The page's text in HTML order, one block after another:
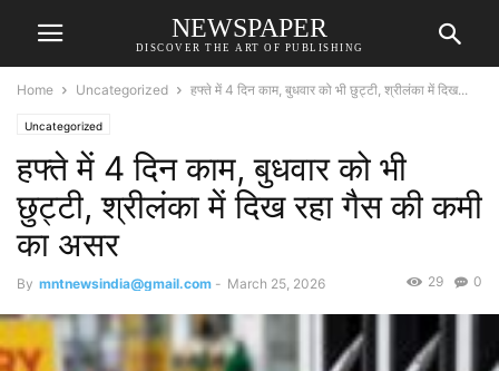
NEWSPAPER
DISCOVER THE ART OF PUBLISHING
Home Uncategorized हफ्ते में 4 दिन काम, बुधवार को भी छुट्टी, श्रीलंका में दिख...
Uncategorized
हफ्ते में 4 दिन काम, बुधवार को भी
छुट्टी, श्रीलंका में दिख रहा गैस की कमी
का असर
By mntnewsindia@gmail.com - March 25, 2026 0
29